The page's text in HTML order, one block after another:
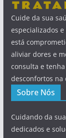
Cuide da sua
especializados
está
aliviar dores e
consulta e
desconfortos na
Sobre Nós
Cuidando da
dedicados e